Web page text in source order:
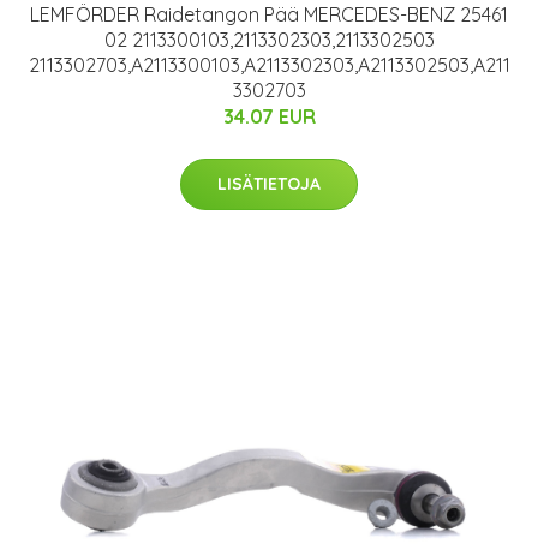
LEMFÖRDER Raidetangon Pää MERCEDES-BENZ 25461
02 2113300103,2113302303,2113302503
2113302703,A2113300103,A2113302303,A2113302503,A211
3302703
34.07 EUR
LISÄTIETOJA